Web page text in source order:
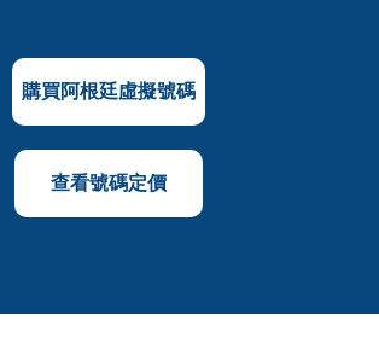
購買阿根廷虛擬號碼
查看號碼定價